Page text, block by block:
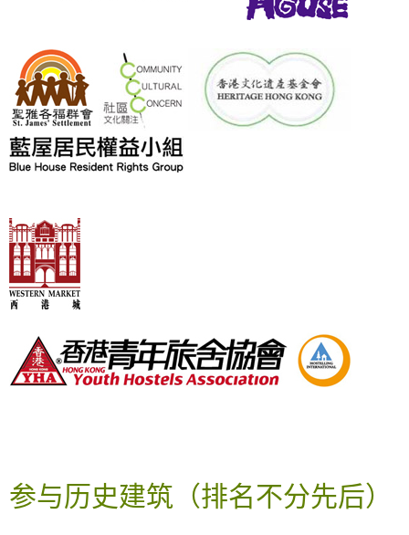
参与历史建筑 （排名不分先后）